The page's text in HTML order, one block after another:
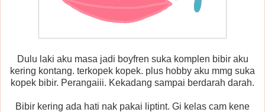
Dulu laki aku masa jadi boyfren suka komplen bibir aku
kering kontang. terkopek kopek. plus hobby aku mmg suka
kopek bibir. Perangaiii. Kekadang sampai berdarah darah.
Bibir kering ada hati nak pakai liptint. Gi kelas cam kene